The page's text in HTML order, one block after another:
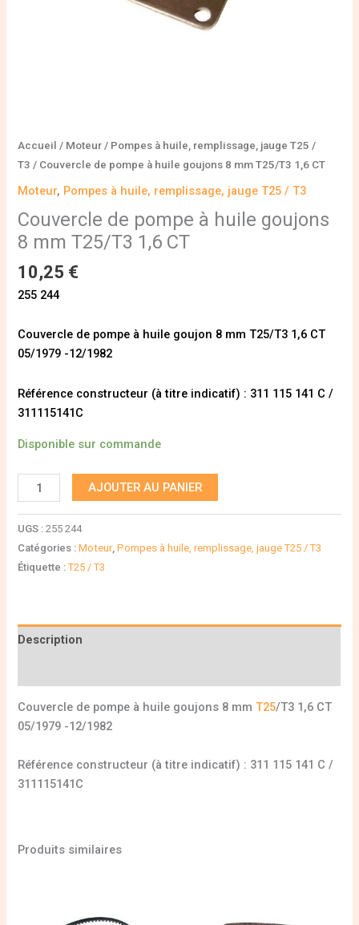
Accueil / Moteur / Pompes à huile, remplissage, jauge T25 /
T3 / Couvercle de pompe à huile goujons 8 mm T25/T3 1,6 CT
Moteur, Pompes à huile, remplissage, jauge T25 / T3
Couvercle de pompe à huile goujons
8 mm T25/T3 1,6 CT
10,25 €
255 244
Couvercle de pompe à huile goujon 8 mm T25/T3 1,6 CT
05/1979 -12/1982
Référence constructeur (à titre indicatif) : 311 115 141 C /
311115141C
Disponible sur commande
AJOUTER AU PANIER
UGS :255 244
Catégories :Moteur,Pompes à huile, remplissage, jauge T25 / T3
Étiquette :T25 / T3
Description
Couvercle de pompe à huile goujons 8 mmT25/T3 1,6 CT
05/1979 -12/1982
Référence constructeur (à titre indicatif) : 311 115 141 C /
311115141C
Produits similaires